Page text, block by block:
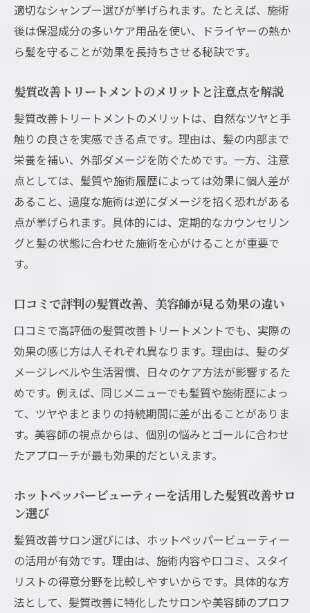
適切なシャンプー選びが挙げられます。たとえば、施術
後は保湿成分の多いケア用品を使い、ドライヤーの熱か
ら髪を守ることが効果を長持ちさせる秘訣です。
髪質改善トリートメントのメリットと注意点を解説
髪質改善トリートメントのメリットは、自然なツヤと手
触りの良さを実感できる点です。理由は、髪の内部まで
栄養を補い、外部ダメージを防ぐためです。一方、注意
点としては、髪質や施術履歴によっては効果に個人差が
あること、過度な施術は逆にダメージを招く恐れがある
点が挙げられます。具体的には、定期的なカウンセリン
グと髪の状態に合わせた施術を心がけることが重要で
す。
口コミで評判の髪質改善、美容師が見る効果の違い
口コミで高評価の髪質改善トリートメントでも、実際の
効果の感じ方は人それぞれ異なります。理由は、髪のダ
メージレベルや生活習慣、日々のケア方法が影響するた
めです。例えば、同じメニューでも髪質や施術歴によっ
て、ツヤやまとまりの持続期間に差が出ることがありま
す。美容師の視点からは、個別の悩みとゴールに合わせ
たアプローチが最も効果的だといえます。
ホットペッパービューティーを活用した髪質改善サロ
ン選び
髪質改善サロン選びには、ホットペッパービューティー
の活用が有効です。理由は、施術内容や口コミ、スタイ
リストの得意分野を比較しやすいからです。具体的な方
法として、髪質改善に特化したサロンや美容師のプロフ